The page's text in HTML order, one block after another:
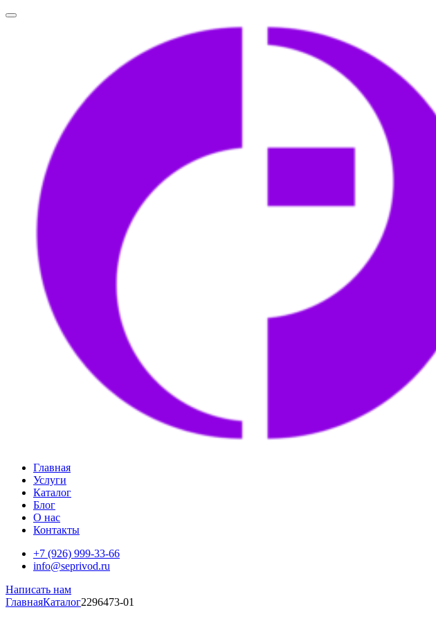
Главная
Услуги
Каталог
Блог
О нас
Контакты
+7 (926) 999-33-66
info@seprivod.ru
Написать нам
ГлавнаяКаталог2296473-01